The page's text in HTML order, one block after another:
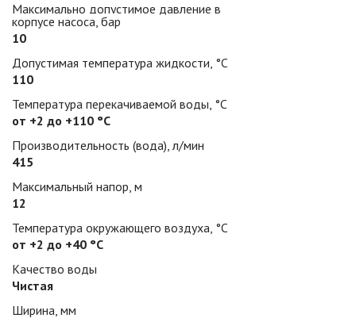
Максимально допустимое давление в
корпусе насоса, бар
10
Допустимая температура жидкости, °С
110
Температура перекачиваемой воды, °С
от +2 до +110 °С
Производительность (вода), л/мин
415
Максимальный напор, м
12
Температура окружающего воздуха, °С
от +2 до +40 °С
Качество воды
Чистая
Ширина, мм